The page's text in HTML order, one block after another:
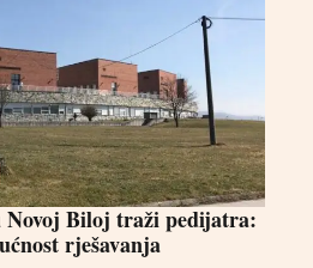
Biloj traži pedijatra:
rješavanja